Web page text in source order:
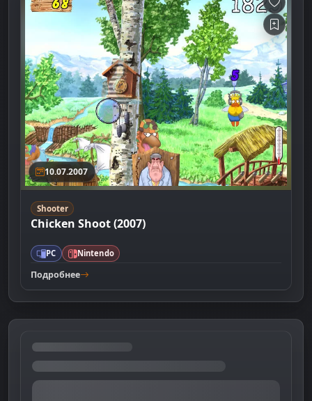
10.07.2007
Shooter
Chicken Shoot (2007)
PC Nintendo
Подробнее